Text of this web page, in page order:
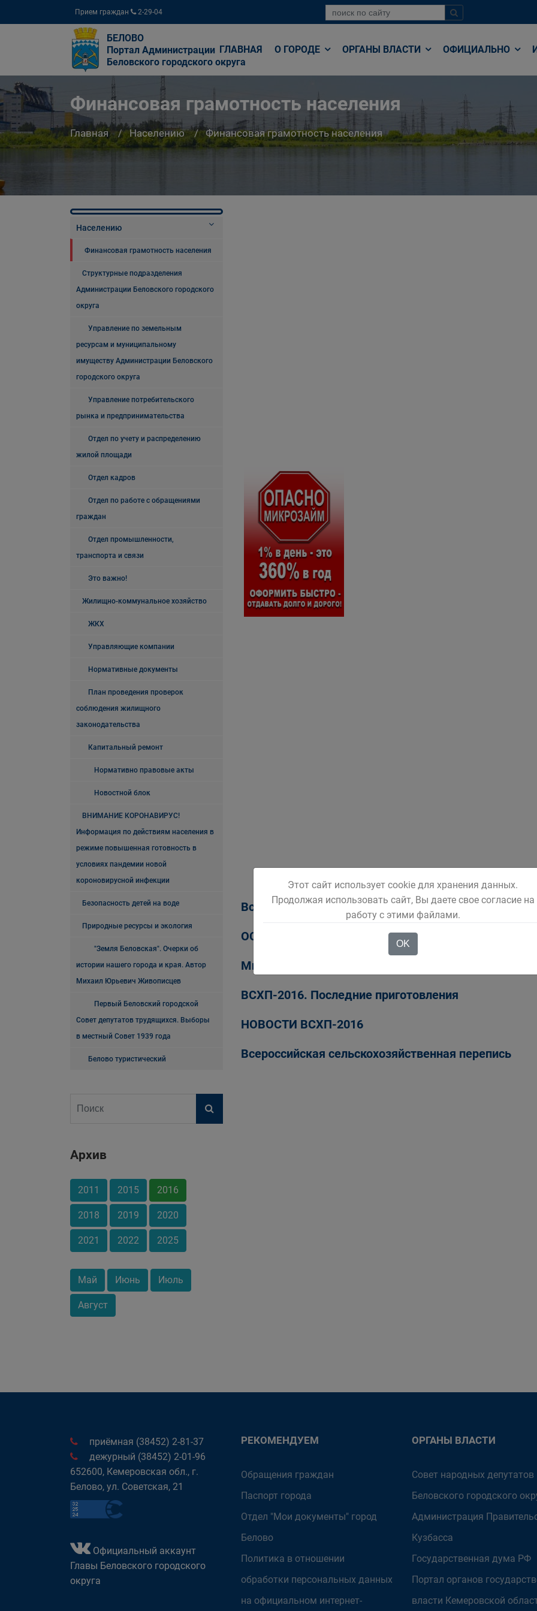
Прием граждан 2-29-04
БЕЛОВО
Портал Администрации
Беловского городского округа
ГЛАВНАЯ О ГОРОДЕ ОРГАНЫ ВЛАСТИ ОФИЦИАЛЬНО
Финансовая грамотность населения
Главная Населению Финансовая грамотность населения
Населению
Финансовая грамотность населения
Структурные подразделения
Администрации Беловского городского
округа
Управление по земельным
ресурсам и муниципальному
имуществу Администрации Беловского
городского округа
Управление потребительского
рынка и предпринимательства
Отдел по учету и распределению
жилой площади
Отдел кадров
Отдел по работе с обращениями
граждан
Отдел промышленности,
транспорта и связи
Это важно!
Жилищно-коммунальное хозяйство
ЖКХ
Управляющие компании
Нормативные документы
План проведения проверок
соблюдения жилищного
законодательства
Капитальный ремонт
Нормативно правовые акты
Новостной блок
ВНИМАНИЕ КОРОНАВИРУС!
Информация по действиям населения в
режиме повышенная готовность в
условиях пандемии новой
короновирусной инфекции
Безопасность детей на воде
Природные ресурсы и экология
"Земля Беловская". Очерки об
истории нашего города и края. Автор
Михаил Юрьевич Живописцев
Первый Беловский городской
Совет депутатов трудящихся. Выборы
в местный Совет 1939 года
Белово туристический
Архив
2011 2015 2016
2018 2019 2020
2021 2022 2025
Май Июнь Июль
Август
Всероссийская сельскохозяйственная перепись
ОСАГО
Микрофинансирование
ВСХП-2016. Последние приготовления
НОВОСТИ ВСХП-2016
Всероссийская сельскохозяйственная перепись
приёмная (38452) 2-81-37
дежурный (38452) 2-01-96
652600, Кемеровская обл., г.
Белово, ул. Советская, 21
Официальный аккаунт
Главы Беловского городского
округа
РЕКОМЕНДУЕМ
Обращения граждан
Паспорт города
Отдел "Мои документы" город
Белово
Политика в отношении
обработки персональных данных
на официальном интернет-
ОРГАНЫ ВЛАСТИ
Совет народных депутатов
Беловского городского
Администрация
Кузбасса
Государственная дума РФ
Портал органов
власти Кемеровской
Этот сайт использует cookie для хранения данных.
Продолжая использовать сайт, Вы даете свое согласие на
работу с этими файлами.
OK